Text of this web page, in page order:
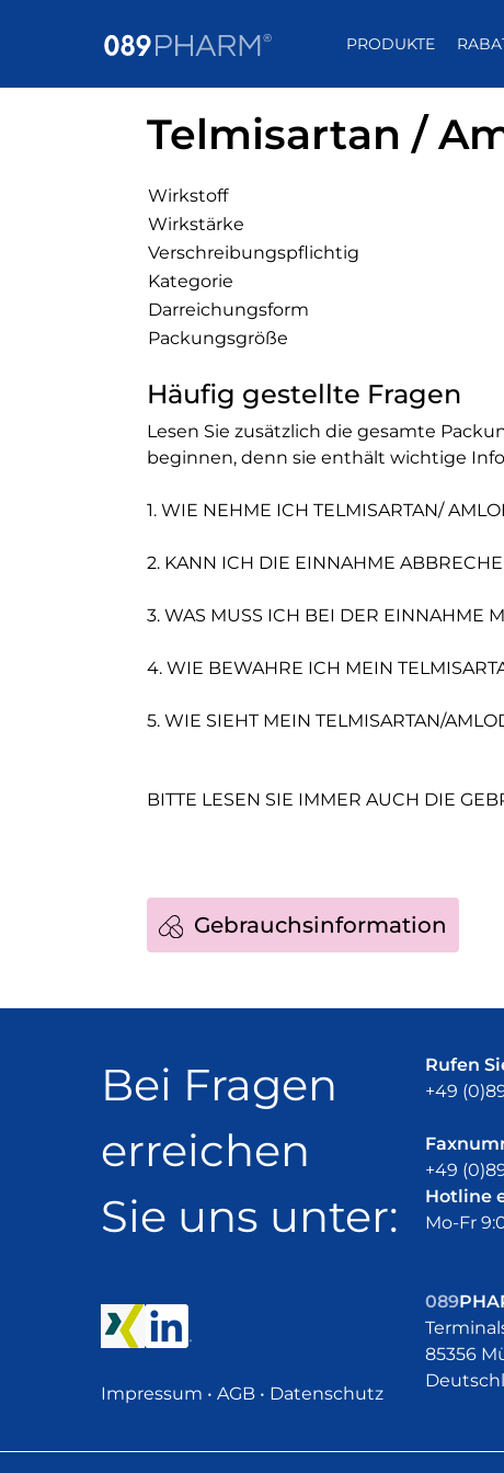
PRODUKTE
Telmisartan /
Wirkstoff
Wirkstärke
Verschreibungspflichtig
Kategorie
Darreichungsform
Packungsgröße
Häufig gestellte Fragen
Lesen Sie zusätzlich die gesamte
beginnen, denn sie enthält wichtige
1. WIE NEHME ICH TELMISARTAN/
2. KANN ICH DIE EINNAHME
3. WAS MUSS ICH BEI DER EINNAHME
4. WIE BEWAHRE ICH MEIN
5. WIE SIEHT MEIN TELMISARTAN/
BITTE LESEN SIE IMMER AUCH DIE
Gebrauchsinformation
Bei Fragen
erreichen
Sie uns unter:
Impressum • AGB • Datenschutz
Rufen
+49
+49
Hotline
Mo-Fr
089
85356